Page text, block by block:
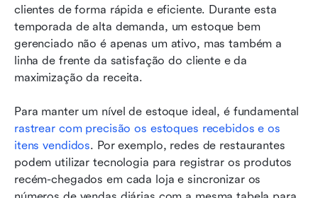
clientes de forma rápida e eficiente. Durante esta
temporada de alta demanda, um estoque bem
gerenciado não é apenas um ativo, mas também a
linha de frente da satisfação do cliente e da
maximização da receita.
rastrear com precisão os estoques recebidos e os
itens vendidos. Por exemplo, redes de restaurantes
podem utilizar tecnologia para registrar os produtos
recém-chegados em cada loja e sincronizar os